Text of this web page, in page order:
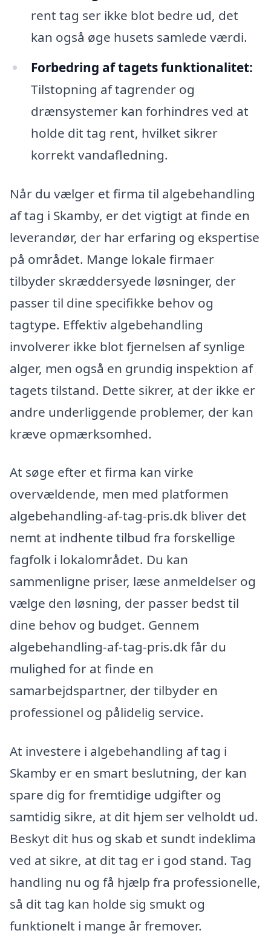
rent tag ser ikke blot bedre ud, det
kan også øge husets samlede værdi.
Forbedring af tagets funktionalitet:
Tilstopning af tagrender og
drænsystemer kan forhindres ved at
holde dit tag rent, hvilket sikrer
korrekt vandafledning.
Når du vælger et firma til algebehandling
af tag i Skamby, er det vigtigt at finde en
leverandør, der har erfaring og ekspertise
på området. Mange lokale firmaer
tilbyder skræddersyede løsninger, der
passer til dine specifikke behov og
tagtype. Effektiv algebehandling
involverer ikke blot fjernelsen af synlige
alger, men også en grundig inspektion af
tagets tilstand. Dette sikrer, at der ikke er
andre underliggende problemer, der kan
kræve opmærksomhed.
At søge efter et firma kan virke
overvældende, men med platformen
algebehandling-af-tag-pris.dk bliver det
nemt at indhente tilbud fra forskellige
fagfolk i lokalområdet. Du kan
sammenligne priser, læse anmeldelser og
vælge den løsning, der passer bedst til
dine behov og budget. Gennem
algebehandling-af-tag-pris.dk får du
mulighed for at finde en
samarbejdspartner, der tilbyder en
professionel og pålidelig service.
At investere i algebehandling af tag i
Skamby er en smart beslutning, der kan
spare dig for fremtidige udgifter og
samtidig sikre, at dit hjem ser velholdt ud.
Beskyt dit hus og skab et sundt indeklima
ved at sikre, at dit tag er i god stand. Tag
handling nu og få hjælp fra professionelle,
så dit tag kan holde sig smukt og
funktionelt i mange år fremover.